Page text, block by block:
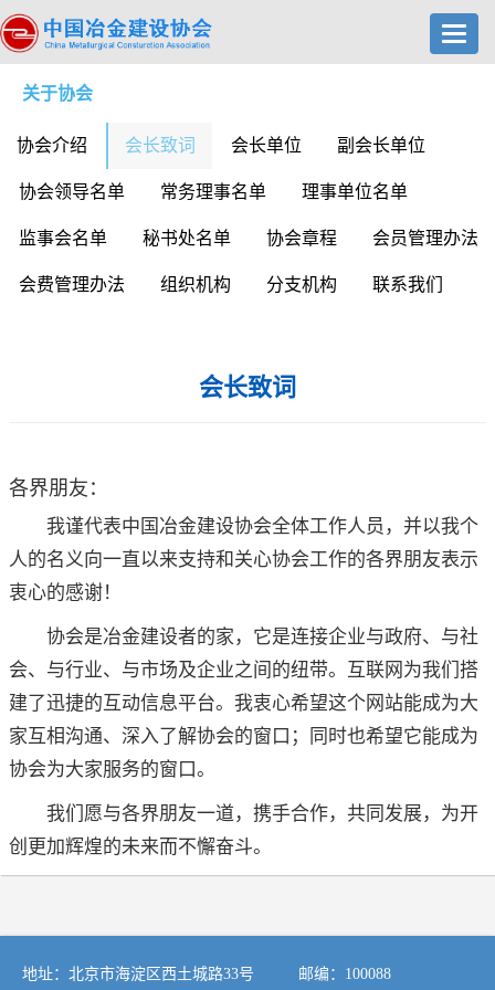
关于协会
协会介绍 会长致词 会长单位 副会长单位
协会领导名单 常务理事名单 理事单位名单
监事会名单 秘书处名单 协会章程 会员管理办法
会费管理办法 组织机构 分支机构 联系我们
会长致词
各界朋友：
我谨代表中国冶金建设协会全体工作人员，并以我个
人的名义向一直以来支持和关心协会工作的各界朋友表示
衷心的感谢！
协会是冶金建设者的家，它是连接企业与政府、与社
会、与行业、与市场及企业之间的纽带。互联网为我们搭
建了迅捷的互动信息平台。我衷心希望这个网站能成为大
家互相沟通、深入了解协会的窗口；同时也希望它能成为
协会为大家服务的窗口。
我们愿与各界朋友一道，携手合作，共同发展，为开
创更加辉煌的未来而不懈奋斗。
地址：北京市海淀区西土城路33号 邮编：100088